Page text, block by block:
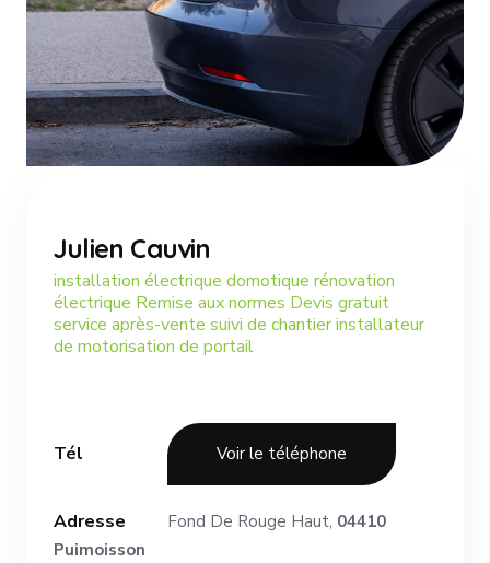
Julien Cauvin
installation électrique domotique rénovation
électrique Remise aux normes Devis gratuit
service après-vente suivi de chantier installateur
de motorisation de portail
Tél Voir le téléphone
Adresse Fond De Rouge Haut, 04410
Puimoisson